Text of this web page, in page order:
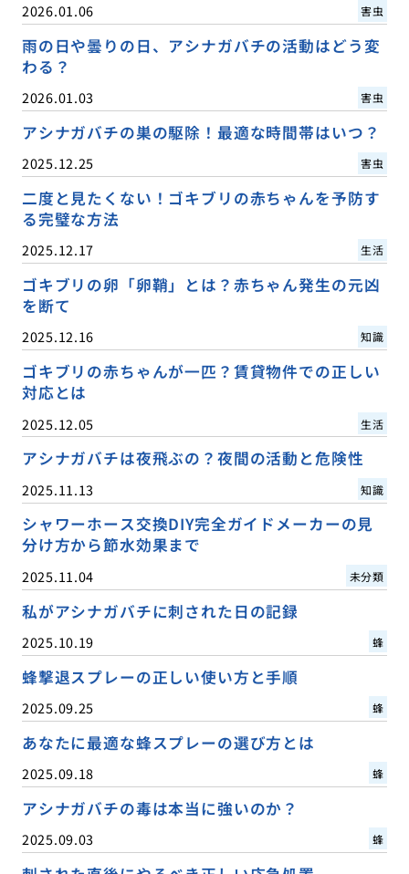
2026.01.06 害虫
雨の日や曇りの日、アシナガバチの活動はどう変
わる？
2026.01.03 害虫
アシナガバチの巣の駆除！最適な時間帯はいつ？
2025.12.25 害虫
二度と見たくない！ゴキブリの赤ちゃんを予防す
る完璧な方法
2025.12.17 生活
ゴキブリの卵「卵鞘」とは？赤ちゃん発生の元凶
を断て
2025.12.16 知識
ゴキブリの赤ちゃんが一匹？賃貸物件での正しい
対応とは
2025.12.05 生活
アシナガバチは夜飛ぶの？夜間の活動と危険性
2025.11.13 知識
シャワーホース交換DIY完全ガイドメーカーの見
分け方から節水効果まで
2025.11.04 未分類
私がアシナガバチに刺された日の記録
2025.10.19 蜂
蜂撃退スプレーの正しい使い方と手順
2025.09.25 蜂
あなたに最適な蜂スプレーの選び方とは
2025.09.18 蜂
アシナガバチの毒は本当に強いのか？
2025.09.03 蜂